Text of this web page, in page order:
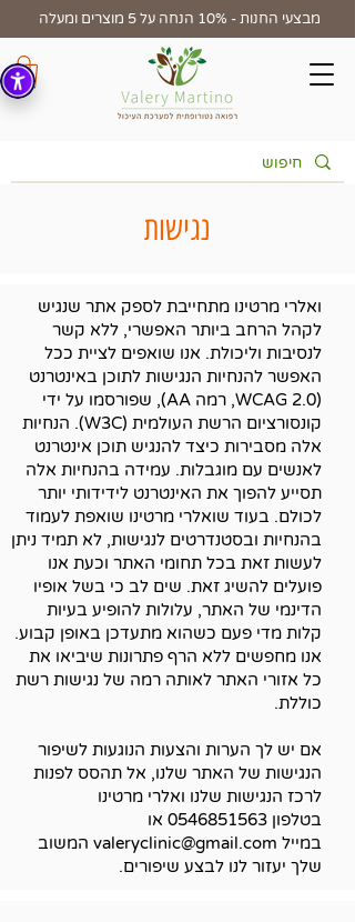
מבצעי החנות - 10% הנחה על 5 מוצרים ומעלה
נגישות
ואלרי מרטינו מתחייבת לספק אתר שנגיש
לקהל הרחב ביותר האפשרי, ללא קשר
לנסיבות וליכולת. אנו שואפים לציית ככל
האפשר להנחיות הנגישות לתוכן באינטרנט
(WCAG 2.0, רמה AA), שפורסמו על ידי
קונסורציום הרשת העולמית (W3C). הנחיות
אלה מסבירות כיצד להנגיש תוכן אינטרנט
לאנשים עם מוגבלות. עמידה בהנחיות אלה
תסייע להפוך את האינטרנט לידידותי יותר
לכולם. בעוד שואלרי מרטינו שואפת לעמוד
בהנחיות ובסטנדרטים לנגישות, לא תמיד ניתן
לעשות זאת בכל תחומי האתר וכעת אנו
פועלים להשיג זאת. שים לב כי בשל אופיו
הדינמי של האתר, עלולות להופיע בעיות
קלות מדי פעם כשהוא מתעדכן באופן קבוע.
אנו מחפשים ללא הרף פתרונות שיביאו את
כל אזורי האתר לאותה רמה של נגישות רשת
כוללת.
אם יש לך הערות והצעות הנוגעות לשיפור
הנגישות של האתר שלנו, אל תהסס לפנות
לרכז הנגישות שלנו ואלרי מרטינו
בטלפון 0546851563 או
במייל valeryclinic@gmail.com המשוב
שלך יעזור לנו לבצע שיפורים.